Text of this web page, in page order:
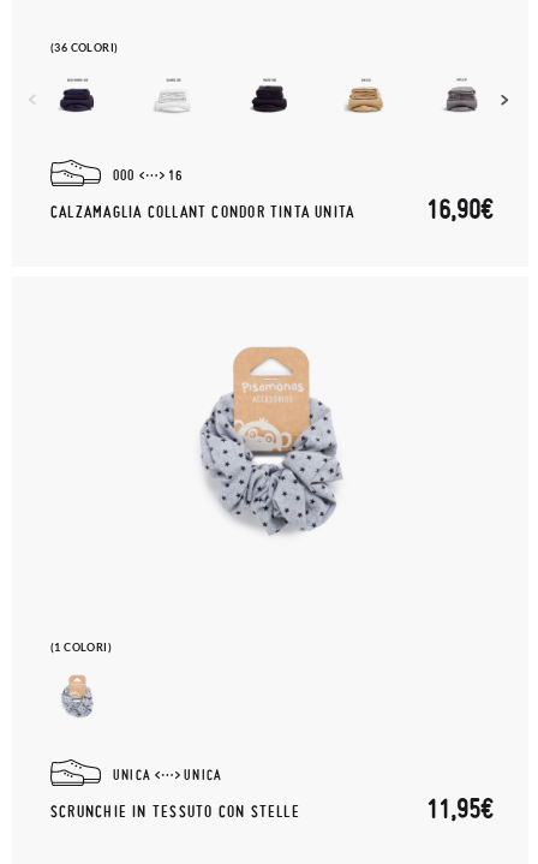
(36 COLORI)
000 16
CALZAMAGLIA COLLANT CONDOR TINTA UNITA 16,90€
(1 COLORI)
UNICA UNICA
SCRUNCHIE IN TESSUTO CON STELLE 11,95€